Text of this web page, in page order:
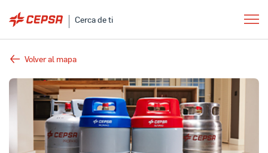
Cerca de ti
Volver al mapa